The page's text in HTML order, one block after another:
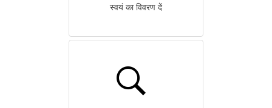
स्वयं का विवरण दें